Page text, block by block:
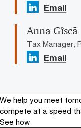
Email
Anna Gîscă
Tax Manager,
Email
We help you meet
compete at a speed
See how